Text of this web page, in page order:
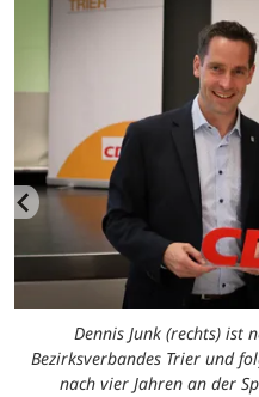
Dennis Junk (rechts) ist
Bezirksverbandes Trier und
nach vier Jahren an der